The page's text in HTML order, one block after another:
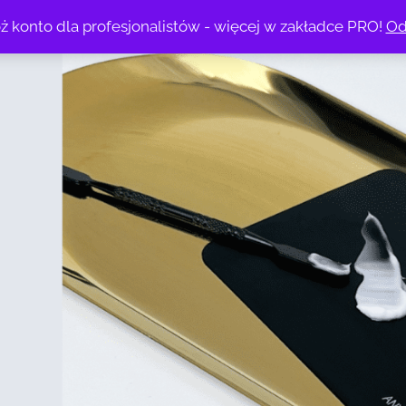
konto dla profesjonalistów - więcej w zakładce PRO!